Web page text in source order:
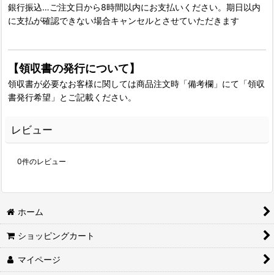
銀行振込…ご注文日から8時間以内にお支払いください。期日以内
に支払が確認できない場合キャンセルとさせていただきます
【領収書の発行について】
領収書が必要なお客様に関しては商品注文時「備考欄」にて「領収
書発行希望」とご記載ください。
レビュー
0件のレビュー
ホーム
ショッピングカート
マイページ